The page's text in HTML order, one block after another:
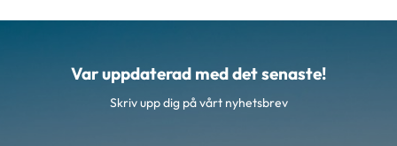
Var uppdaterad med det senaste!
Skriv upp dig på vårt nyhetsbrev